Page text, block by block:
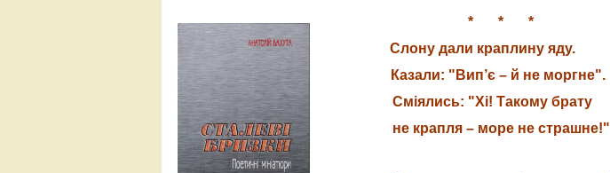
* * *
Слону дали краплину яду.
Казали: "Вип’є – й не моргне".
Сміялись: "Хі! Такому брату
не крапля – море не страшне!"